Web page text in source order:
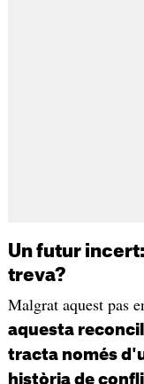
Un futur
treva?
Malgrat aquest pas
aquesta
tracta només
història de